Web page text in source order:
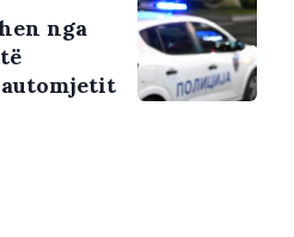
nga
automjetit